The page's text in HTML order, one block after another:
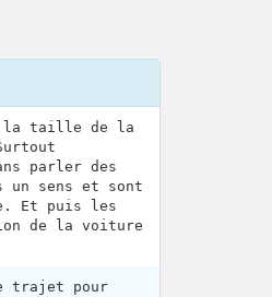
la taille de la
parler des
un sens et sont
Et puis les
de la voiture
trajet pour